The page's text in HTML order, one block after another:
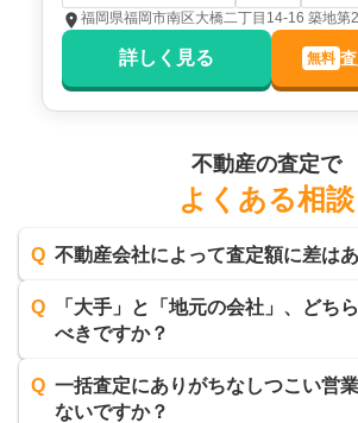
福岡県福岡市南区大橋二丁目14-16 築地第
詳しく見る 無料
不動産の査定で
よくある相談
Q 不動産会社によって査定額に差は
Q
「大手」と「地元の会社」、どち
べきですか？
Q 一括査定にありがちなしつこい営
ないですか？